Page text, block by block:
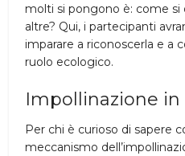
molti si pongono è: come si
altre? Qui, i partecipanti
imparare a riconoscerla e a
ruolo ecologico.
Impollinazione in
Per chi è curioso di sapere
meccanismo